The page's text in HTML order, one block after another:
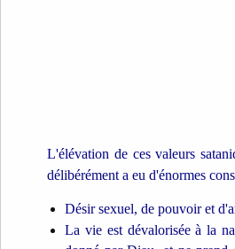
L'élévation de ces valeurs
délibérément a eu d'énormes
Désir sexuel, de pouvoir et
La vie est dévalorisée à la